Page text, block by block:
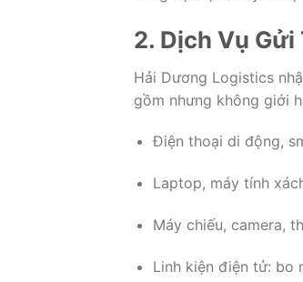
2. Dịch Vụ Gửi
Hải Dương Logistics
gồm nhưng không giới
Điện thoại di động,
Laptop, máy tính
Máy chiếu, camera,
Linh kiện điện tử: bo